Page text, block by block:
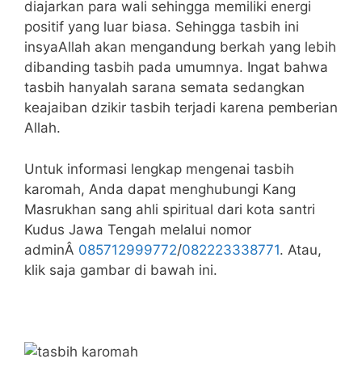
diajarkan para wali sehingga memiliki energi
positif yang luar biasa. Sehingga tasbih ini
insyaAllah akan mengandung berkah yang lebih
dibanding tasbih pada umumnya. Ingat bahwa
tasbih hanyalah sarana semata sedangkan
keajaiban dzikir tasbih terjadi karena pemberian
Allah.
Untuk informasi lengkap mengenai tasbih
karomah, Anda dapat menghubungi Kang
Masrukhan sang ahli spiritual dari kota santri
Kudus Jawa Tengah melalui nomor
adminÂ 085712999772/082223338771. Atau,
klik saja gambar di bawah ini.